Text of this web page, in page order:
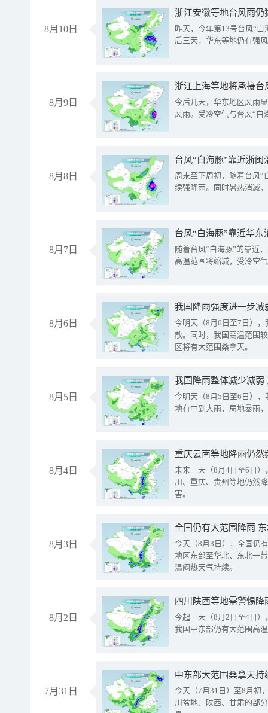
8月10日
浙江安徽等地台风雨
昨天，今年第13号台风“
后三天，华东等地仍有强
8月9日
浙江上海等地将承接台
今后几天，华东地区风雨
风雨。受冷空气与台风“白
8月8日
台风“白海豚”靠近浙
周末至下周初，随着台风“
续强降雨。同时暑热消减
8月7日
台风“白海豚”靠近华
随着台风“白海豚”的靠近
高温范围将缩减，受冷空
8月6日
今明天（8月6日至7日）
散。同时，我国高温范围
区将有大范围桑拿天。
8月5日
我国降雨整体减少减弱
今明天（8月5日至6日）
地有中到大雨，局地暴雨
8月4日
重庆云南等地降雨仍然
未来三天（8月4日至6日
川、重庆、贵州等地仍然
害。
8月3日
全国仍有大范围降雨
今天（8月3日），全国仍
地区东部至华北、东北一
温闷热天气持续。
8月2日
今起三天（8月2日至4日
我国中东部仍有大范围高
7月31日
中东部大范围桑拿天
今天（7月31日）至8月初
川盆地、陕西、甘肃的部